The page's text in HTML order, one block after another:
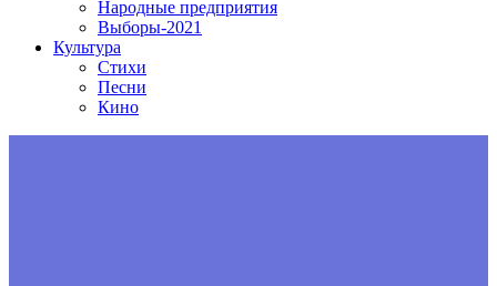
Народные предприятия
Выборы-2021
Культура
Стихи
Песни
Кино